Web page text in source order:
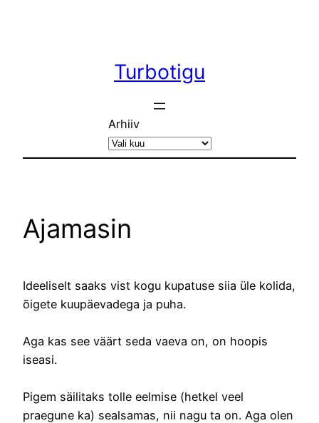
Turbotigu
Arhiiv
Ajamasin
Ideeliselt saaks vist kogu kupatuse siia üle kolida,
õigete kuupäevadega ja puha.
Aga kas see väärt seda vaeva on, on hoopis
iseasi.
Pigem säilitaks tolle eelmise (hetkel veel
praegune ka) sealsamas, nii nagu ta on. Aga olen